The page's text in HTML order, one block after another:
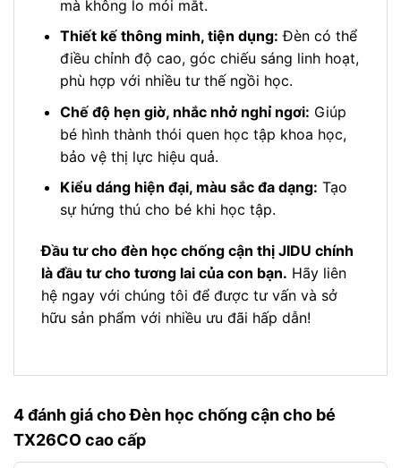
mà không lo mỏi mắt.
Thiết kế thông minh, tiện dụng: Đèn có thể
điều chỉnh độ cao, góc chiếu sáng linh hoạt,
phù hợp với nhiều tư thế ngồi học.
Chế độ hẹn giờ, nhắc nhở nghỉ ngơi: Giúp
bé hình thành thói quen học tập khoa học,
bảo vệ thị lực hiệu quả.
Kiểu dáng hiện đại, màu sắc đa dạng: Tạo
sự hứng thú cho bé khi học tập.
Đầu tư cho đèn học chống cận thị JIDU chính
là đầu tư cho tương lai của con bạn. Hãy liên
hệ ngay với chúng tôi để được tư vấn và sở
hữu sản phẩm với nhiều ưu đãi hấp dẫn!
4 đánh giá choĐèn học chống cận cho bé
TX26CO cao cấp